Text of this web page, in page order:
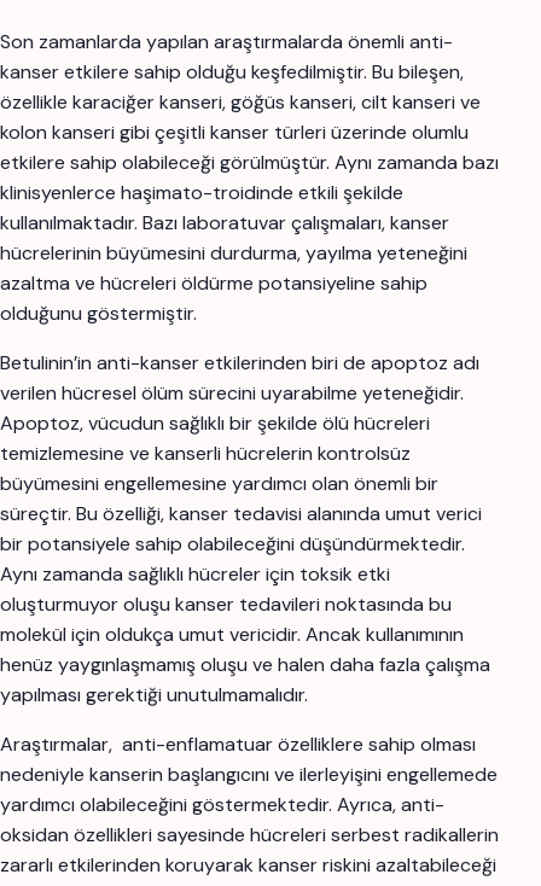
Son zamanlarda yapılan araştırmalarda önemli anti-
kanser etkilere sahip olduğu keşfedilmiştir. Bu bileşen,
özellikle karaciğer kanseri, göğüs kanseri, cilt kanseri ve
kolon kanseri gibi çeşitli kanser türleri üzerinde olumlu
etkilere sahip olabileceği görülmüştür. Aynı zamanda bazı
klinisyenlerce haşimato-troidinde etkili şekilde
kullanılmaktadır. Bazı laboratuvar çalışmaları, kanser
hücrelerinin büyümesini durdurma, yayılma yeteneğini
azaltma ve hücreleri öldürme potansiyeline sahip
olduğunu göstermiştir.
Betulinin’in anti-kanser etkilerinden biri de apoptoz adı
verilen hücresel ölüm sürecini uyarabilme yeteneğidir.
Apoptoz, vücudun sağlıklı bir şekilde ölü hücreleri
temizlemesine ve kanserli hücrelerin kontrolsüz
büyümesini engellemesine yardımcı olan önemli bir
süreçtir. Bu özelliği, kanser tedavisi alanında umut verici
bir potansiyele sahip olabileceğini düşündürmektedir.
Aynı zamanda sağlıklı hücreler için toksik etki
oluşturmuyor oluşu kanser tedavileri noktasında bu
molekül için oldukça umut vericidir. Ancak kullanımının
henüz yaygınlaşmamış oluşu ve halen daha fazla çalışma
yapılması gerektiği unutulmamalıdır.
Araştırmalar, anti-enflamatuar özelliklere sahip olması
nedeniyle kanserin başlangıcını ve ilerleyişini engellemede
yardımcı olabileceğini göstermektedir. Ayrıca, anti-
oksidan özellikleri sayesinde hücreleri serbest radikallerin
zararlı etkilerinden koruyarak kanser riskini azaltabileceği